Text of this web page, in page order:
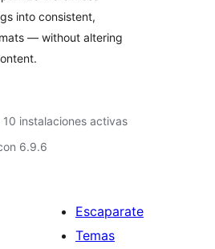
into consistent,
— without altering
10 instalaciones activas
6.9.6
Escaparate
Temas